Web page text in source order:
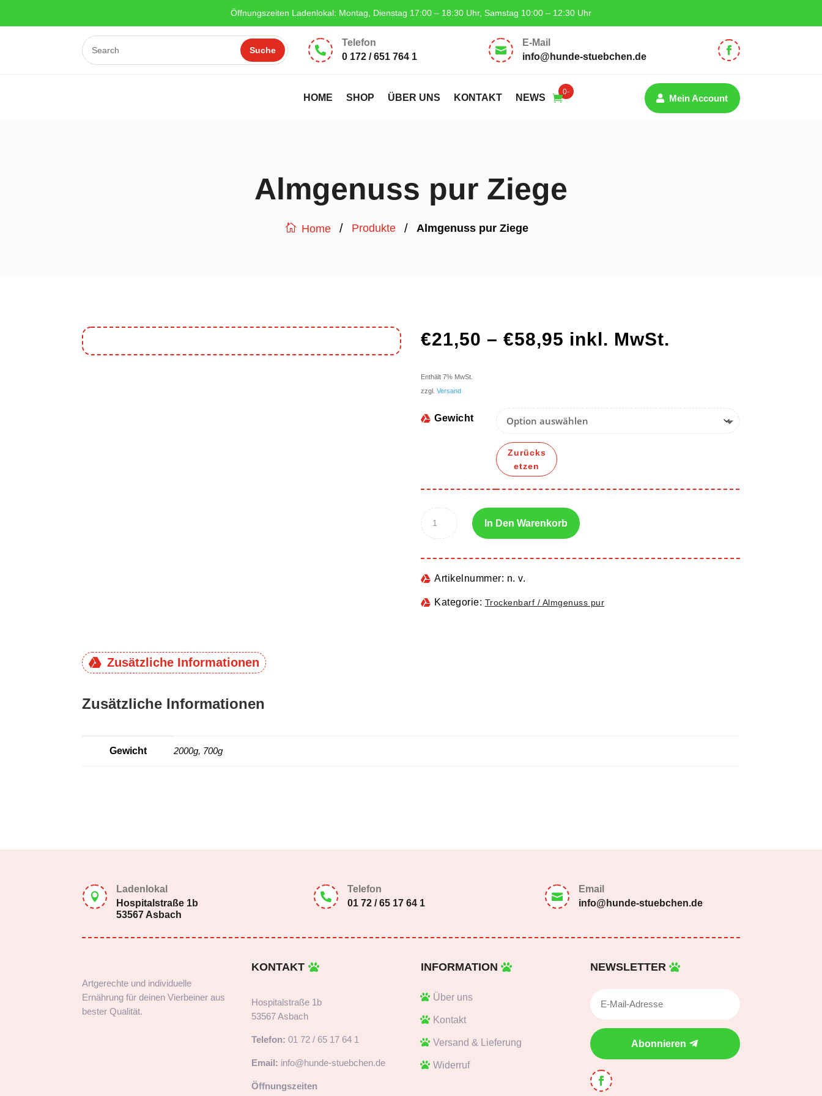
Öffnungszeiten Ladenlokal: Montag, Dienstag 17:00 – 18:30 Uhr, Samstag 10:00 – 12:30 Uhr

Telefon
0 172 / 651 764 1

E-Mail
info@hunde-stuebchen.de
HOME SHOP ÜBER UNS KONTAKT NEWS
0-
Mein Account
Almgenuss pur Ziege
Home / Produkte / Almgenuss pur Ziege
€21,50 –€58,95 inkl. MwSt.
Enthält 7% MwSt.
zzgl.Versand
Gewicht
Zurücks
etzen
In Den Warenkorb
Artikelnummer: n. v.
Kategorie: Trockenbarf / Almgenuss pur
Zusätzliche Informationen
Zusätzliche Informationen
Gewicht 2000g, 700g

Ladenlokal
Hospitalstraße 1b
53567 Asbach

Telefon
01 72 / 65 17 64 1

Email
info@hunde-stuebchen.de
Artgerechte und individuelle
Ernährung für deinen Vierbeiner aus
bester Qualität.
KONTAKT
Hospitalstraße 1b
53567 Asbach
Telefon: 01 72 / 65 17 64 1
Email: info@hunde-stuebchen.de
Öffnungszeiten
INFORMATION
Über uns
Kontakt
Versand & Lieferung
Widerruf
NEWSLETTER
Abonnieren